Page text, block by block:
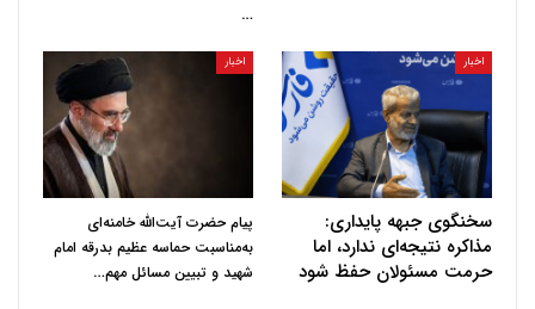
…
اخبار
سخنگوی جبهه پایداری:
مذاکره نتیجه‌ای ندارد، اما
حرمت مسئولان حفظ شود
اخبار
پیام حضرت آیت‌الله خامنه‌ای
به‌مناسبت حماسه عظیم بدرقه امام
شهید و تبیین مسائل مهم…